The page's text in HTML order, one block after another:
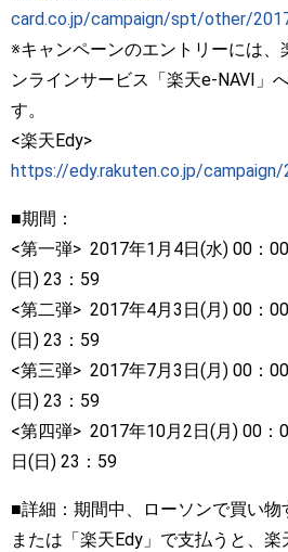
card.co.jp/campaign/spt/other/
※キャンペーンのエントリーには、
ンラインサービス「楽天e-NAVI」
す。
<楽天Edy>
https://edy.rakuten.co.jp/
■期間：
<第一弾> 2017年1月4日(水) 00
(日) 23：59
<第二弾> 2017年4月3日(月) 00
(日) 23：59
<第三弾> 2017年7月3日(月) 00
(日) 23：59
<第四弾> 2017年10月2日(月) 00
日(日) 23：59
■詳細：期間中、ローソンで買い物
または「楽天Edy」で支払うと、